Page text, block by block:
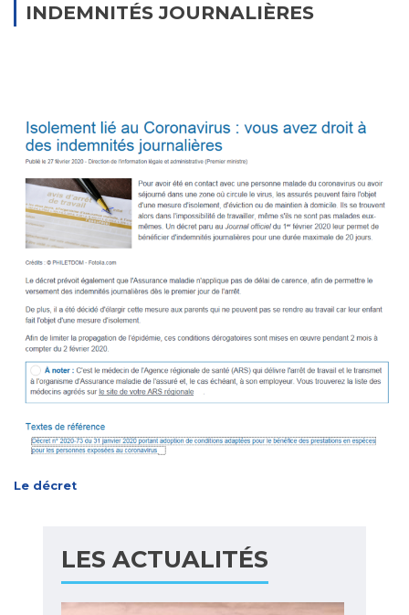
INDEMNITÉS JOURNALIÈRES
Le décret
LES ACTUALITÉS